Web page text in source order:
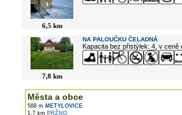
6,5 km
7,8 km
NA PALOUČKU ČELADNÁ
Kapacita bez přistýlek: 4, v ceně
Města a obce
588 m METYLOVICE
1,7 km PRŽNO